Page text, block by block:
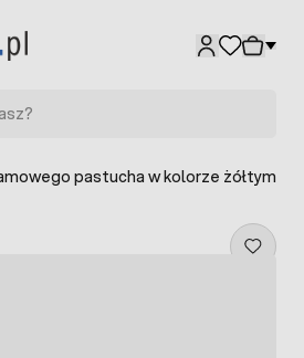
pastucha w kolorze żółtym